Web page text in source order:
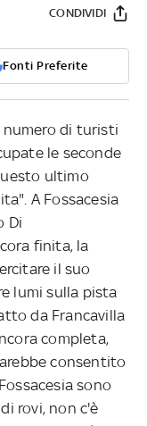
Fonti Preferite
CONDIVIDI
numero di turisti
le seconde
ultimo
A Fossacesia
Di
finita, la
il suo
lumi sulla pista
da Francavilla
completa,
consentito
sono
rovi, non c'è